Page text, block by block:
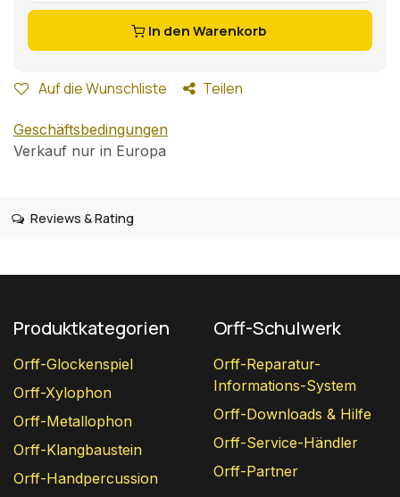
In den Warenkorb
Auf die Wunschliste Teilen
Geschäftsbedingungen
Verkauf nur in Europa
Reviews & Rating
Produktkategorien
Orff-Glockenspiel
Orff-Xylophon
Orff-Metallophon
Orff-Klangbaustein
Orff-Handpercussion
Orff-Schulwerk
Orff-Reparatur-
Informations-System
Orff-Downloads & Hilfe
Orff-Service-Händler
Orff-Partner